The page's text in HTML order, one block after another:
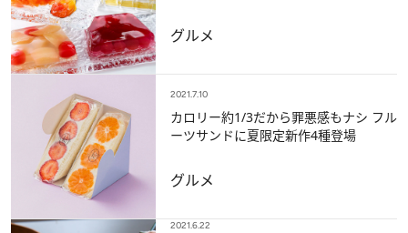
グルメ
2021.7.10
カロリー約1/3だから罪悪感もナシ フル
ーツサンドに夏限定新作4種登場
グルメ
2021.6.22